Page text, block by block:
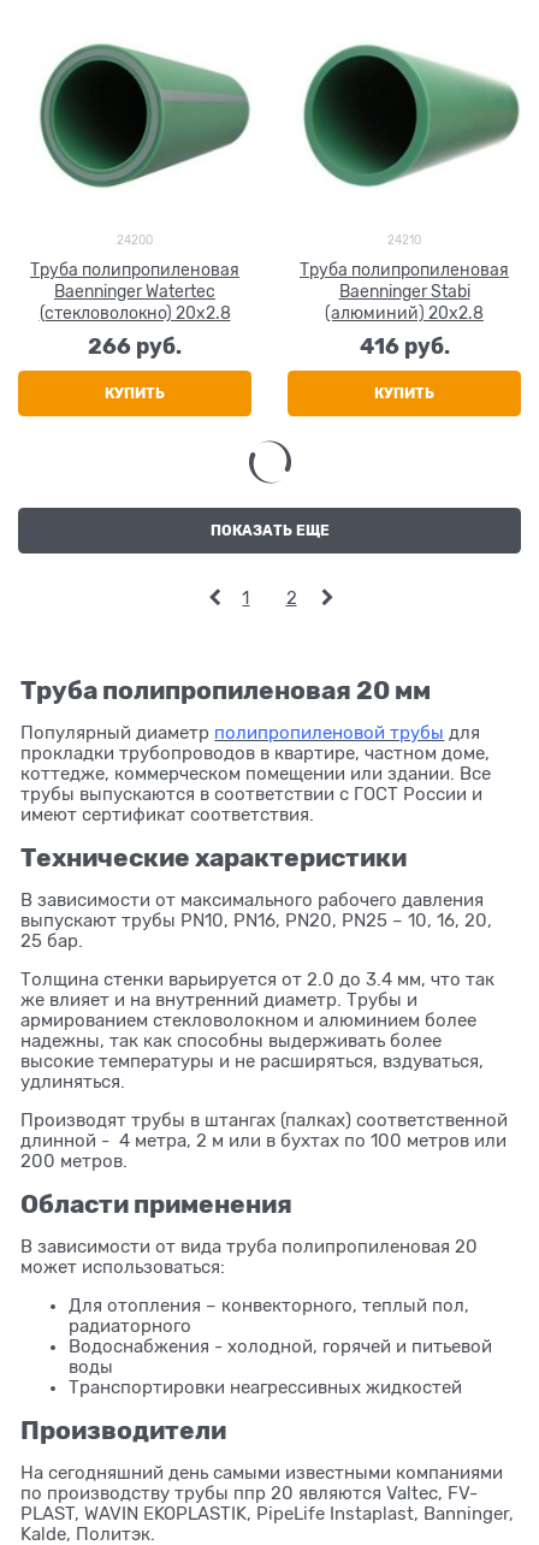
24200
Труба полипропиленовая
Baenninger Watertec
(стекловолокно) 20x2.8
266 руб.
КУПИТЬ
24210
Труба полипропиленовая
Baenninger Stabi
(алюминий) 20x2.8
416 руб.
КУПИТЬ
ПОКАЗАТЬ ЕЩЕ
1 2
Труба полипропиленовая 20 мм
Популярный диаметр полипропиленовой трубы для
прокладки трубопроводов в квартире, частном доме,
коттедже, коммерческом помещении или здании. Все
трубы выпускаются в соответствии с ГОСТ России и
имеют сертификат соответствия.
Технические характеристики
В зависимости от максимального рабочего давления
выпускают трубы PN10, PN16, PN20, PN25 – 10, 16, 20,
25 бар.
Толщина стенки варьируется от 2.0 до 3.4 мм, что так
же влияет и на внутренний диаметр. Трубы и
армированием стекловолокном и алюминием более
надежны, так как способны выдерживать более
высокие температуры и не расширяться, вздуваться,
удлиняться.
Производят трубы в штангах (палках) соответственной
длинной - 4 метра, 2 м или в бухтах по 100 метров или
200 метров.
Области применения
В зависимости от вида труба полипропиленовая 20
может использоваться:
Для отопления – конвекторного, теплый пол,
радиаторного
Водоснабжения - холодной, горячей и питьевой
воды
Транспортировки неагрессивных жидкостей
Производители
На сегодняшний день самыми известными компаниями
по производству трубы ппр 20 являются Valtec, FV-
PLAST, WAVIN EKOPLASTIK, PipeLife Instaplast, Banninger,
Kalde, Политэк.